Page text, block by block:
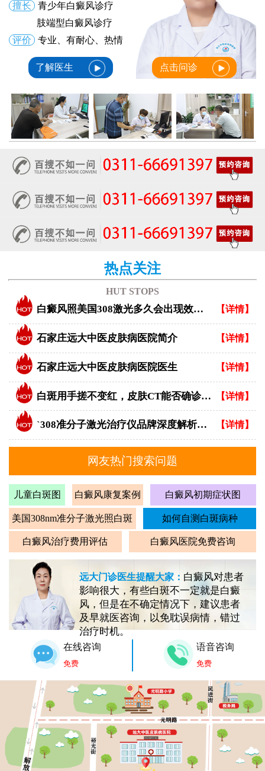
女性白癜风治疗：中药熏蒸改善微循环的作用
治疗女性皮肤病的医院：白斑线上咨询常见问题解答
治疗女性皮肤病医院开通白斑线上咨询通道，白癜风患者答疑新途径
擅长
青少年白癜风诊疗
肢端型白癜风诊疗
评价
专业、有耐心、热情
了解医生 点击问诊
热点关注
HUT STOPS
白癜风照美国308激光多久会出现效果？ 【详情】
石家庄远大中医皮肤病医院简介 【详情】
石家庄远大中医皮肤病医院医生 【详情】
白斑用手搓不变红，皮肤CT能否确诊白癜风？ 【详情】
`308准分子激光治疗仪品牌深度解析：专业视角下的优选指南` 【详情】
网友热门搜索问题
儿童白斑图 白癜风康复案例 白癜风初期症状图
美国308nm准分子激光照白斑 如何自测白斑病种
白癜风治疗费用评估 白癜风医院免费咨询
远大门诊医生提醒大家： 白癜风对患者
影响很大，有些白斑不一定就是白癜
风，但是在不确定情况下，建议患者
及早就医咨询，以免耽误病情，错过
治疗时机。
在线咨询
免费
语音咨询
免费